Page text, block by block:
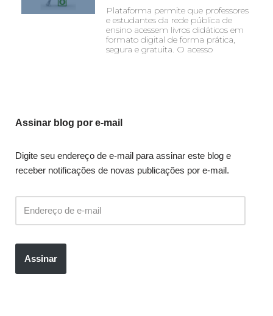
Plataforma permite que professores
e estudantes da rede pública de
ensino acessem livros didáticos em
formato digital de forma prática,
segura e gratuita. O acesso
Assinar blog por e-mail
Digite seu endereço de e-mail para assinar este blog e
receber notificações de novas publicações por e-mail.
Assinar